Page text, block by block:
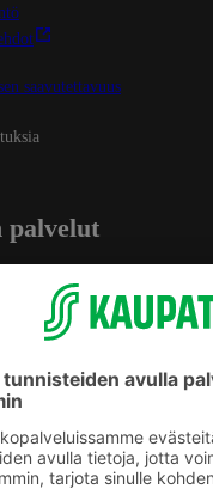
saavutettavuus
palvelut